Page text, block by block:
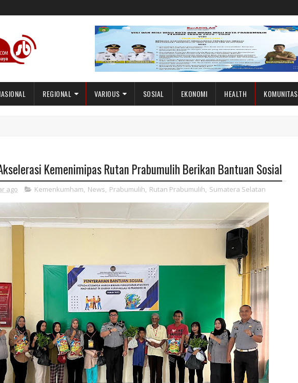
REGIONAL VARIOUS SOSIAL EKONOMI HEALTH KOMUNITAS
Kemenimipas Rutan Prabumulih Berikan Bantuan Sosial
ago Kemenkumham, News, Prabumulih, Rutan Prabumulih, Sumatera Selatan